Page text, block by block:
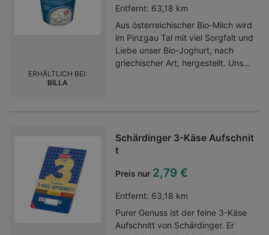
Entfernt: 63,18 km
Aus österreichischer Bio-Milch wird
im Pinzgau Tal mit viel Sorgfalt und
Liebe unser Bio-Joghurt, nach
griechischer Art, hergestellt. Unser
griechischer ArtHergestellt im
PinzgauBesonders cremig und
ERHÄLTLICH BEI:
BILLA
Schärdinger 3-Käse Aufschnit
t
Preis nur 2,79 €
Entfernt: 63,18 km
Purer Genuss ist der feine 3-Käse
Aufschnitt von Schärdinger. Er